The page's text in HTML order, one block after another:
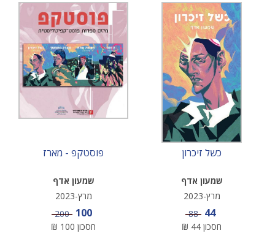
כשל זיכרון
שמעון אדף
מרץ-2023
מחיר מבצע
44 מחיר
88
חסכון 44
₪
פוסטקפ - מארז
שמעון אדף
מרץ-2023
מחיר מבצע
100 מחיר
200
חסכון 100
₪